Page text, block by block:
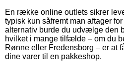
En række online outlets sikrer
typisk kun såfremt man aftager
alternativ burde du udvælge den
hvilket i mange tilfælde – om du
Rønne eller Fredensborg – er at
dine varer til en pakkeshop.